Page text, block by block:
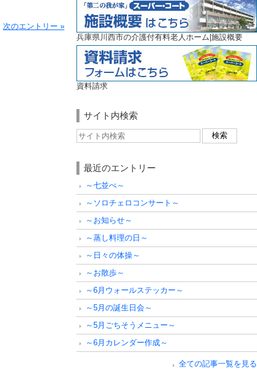
次のエントリー »
兵庫県川西市の介護付有料老人ホーム|施設概要
資料請求
サイト内検索
最近のエントリー
～七並べ～
～ソロチェロコンサート～
～お知らせ～
～蒸し料理の日～
～日々の体操～
～お散歩～
～6月ウォールステッカー～
～5月の誕生日会～
～5月ごちそうメニュー～
～6月カレンダー作成～
全ての記事一覧を見る